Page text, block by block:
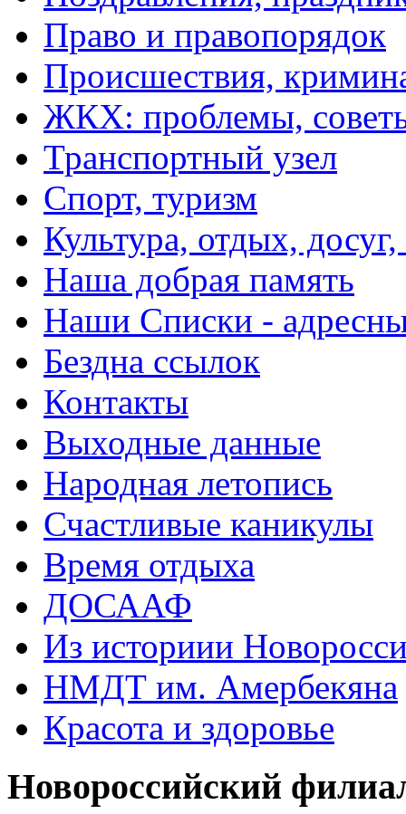
Право и правопорядок
Происшествия,
ЖКХ: проблемы,
Транспортный узел
Спорт, туризм
Культура, отдых,
Наша добрая память
Наши Списки -
Бездна ссылок
Контакты
Выходные данные
Народная летопись
Счастливые каникулы
Время отдыха
ДОСААФ
Из историии
НМДТ им. Амербекяна
Красота и здоровье
Новороссийский